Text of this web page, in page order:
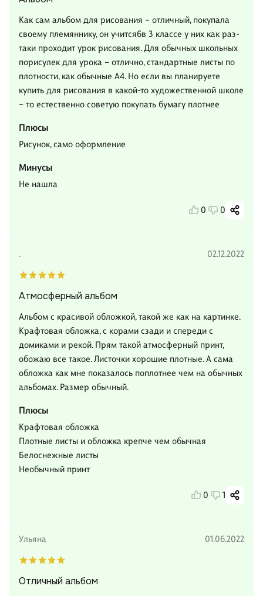
Как сам альбом для рисования – отличный, покупала
своему племяннику, он учится6в 3 классе у них как раз-
таки проходит урок рисования. Для обычных школьных
порисулек для урока – отлично, стандартные листы по
плотности, как обычные А4. Но если вы планируете
купить для рисования в какой-то художественной школе
– то естественно советую покупать бумагу плотнее
Плюсы
Рисунок, само оформление
Минусы
Не нашла
0 0
. 02.12.2022
Атмосферный альбом
Альбом с красивой обложкой, такой же как на картинке.
Крафтовая обложка, с корами сзади и спереди с
домиками и рекой. Прям такой атмосферный принт,
обожаю все такое. Листочки хорошие плотные. А сама
обложка как мне показалось поплотнее чем на обычных
альбомах. Размер обычный.
Плюсы
Крафтовая обложка
Плотные листы и обложка крепче чем обычная
Белоснежные листы
Необычный принт
0 1
Ульяна 01.06.2022
Отличный альбом